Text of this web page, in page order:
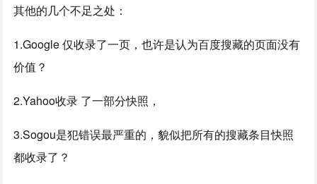
其他的几个不足之处：
1.Google 仅收录了一页，也许是认为百度搜藏的页面没有
价值？
2.Yahoo收录 了一部分快照，
3.Sogou是犯错误最严重的，貌似把所有的搜藏条目快照
都收录了？